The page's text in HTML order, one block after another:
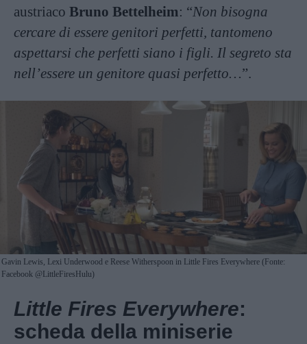
austriaco Bruno Bettelheim: “Non bisogna
cercare di essere genitori perfetti, tantomeno
aspettarsi che perfetti siano i figli. Il segreto sta
nell’essere un genitore quasi perfetto…”.
Gavin Lewis, Lexi Underwood e Reese Witherspoon in Little Fires Everywhere (Fonte:
Facebook @LittleFiresHulu)
Little Fires Everywhere:
scheda della miniserie